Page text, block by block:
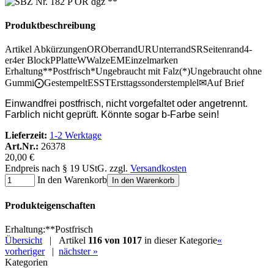
Produktbeschreibung
Artikel AbkürzungenOROberrandURUnterrandSRSeitenrand4-
er4er BlockPPlatteWWalzeEMEinzelmarken
Erhaltung**Postfrisch*Ungebraucht mit Falz(*)Ungebraucht ohne
Gummi⨀GestempeltESSTErsttagssonderstemplel✉Auf Brief
Einwandfrei postfrisch, nicht vorgefaltet oder angetrennt.
Farblich nicht geprüft. Könnte sogar b-Farbe sein!
Lieferzeit: 1-2 Werktage
Art.Nr.: 26378
20,00 €
Endpreis nach § 19 UStG. zzgl. Versandkosten
In den Warenkorb
In den Warenkorb
Produkteigenschaften
Erhaltung:**Postfrisch
Übersicht | Artikel 116 von 1017 in dieser Kategorie«
vorheriger| nächster »
Kategorien